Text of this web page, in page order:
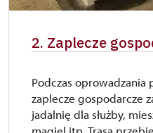
2. Zaplecze
Podczas oprowadzania
zaplecze gospodarcze
jadalnię dla służby,